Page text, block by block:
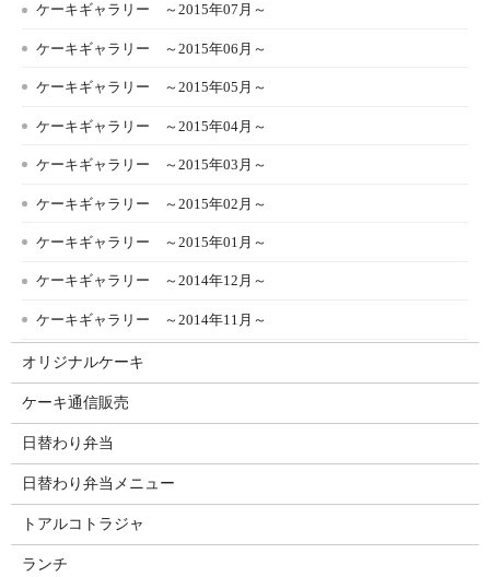
ケーキギャラリー ～2015年07月～
ケーキギャラリー ～2015年06月～
ケーキギャラリー ～2015年05月～
ケーキギャラリー ～2015年04月～
ケーキギャラリー ～2015年03月～
ケーキギャラリー ～2015年02月～
ケーキギャラリー ～2015年01月～
ケーキギャラリー ～2014年12月～
ケーキギャラリー ～2014年11月～
オリジナルケーキ
ケーキ通信販売
日替わり弁当
日替わり弁当メニュー
トアルコトラジャ
ランチ